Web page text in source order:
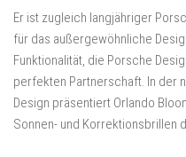
Er ist zugleich langjähriger
für das außergewöhnliche
Funktionalität, die Porsche
perfekten Partnerschaft. In der
Design präsentiert Orlando
Sonnen- und Korrektionsbrillen